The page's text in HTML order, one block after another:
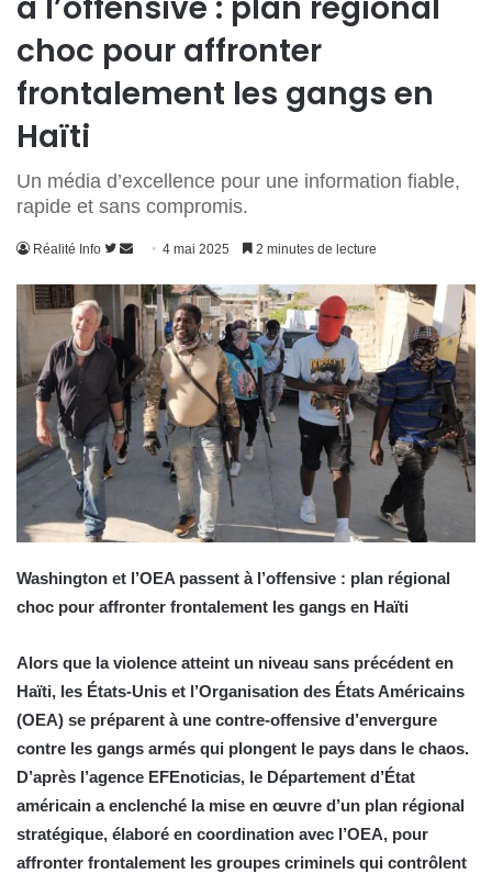
choc pour affronter
frontalement les gangs en
Haïti
Un média d’excellence pour une information fiable,
rapide et sans compromis.
Réalité Info
Suivre
Twitter
Envoyer
courriel
4 mai 2025 2 minutes de lecture
Washington et l’OEA passent à l’offensive : plan régional
choc pour affronter frontalement les gangs en Haïti
Alors que la violence atteint un niveau sans précédent en
Haïti, les États-Unis et l’Organisation des États Américains
(OEA) se préparent à une contre-offensive d’envergure
contre les gangs armés qui plongent le pays dans le chaos.
D’après l’agence EFEnoticias, le Département d’État
américain a enclenché la mise en œuvre d’un plan régional
stratégique, élaboré en coordination avec l’OEA, pour
affronter frontalement les groupes criminels qui contrôlent